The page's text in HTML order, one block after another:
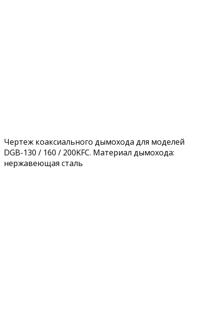
Чертеж коаксиального дымохода для моделей
DGB-130 / 160 / 200KFC. Материал дымохода:
нержавеющая сталь